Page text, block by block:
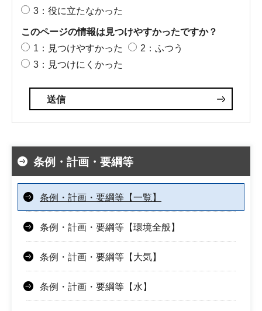
3：役に立たなかった
このページの情報は見つけやすかったですか？
1：見つけやすかった
2：ふつう
3：見つけにくかった
条例・計画・要綱等
条例・計画・要綱等【一覧】
条例・計画・要綱等【環境全般】
条例・計画・要綱等【大気】
条例・計画・要綱等【水】